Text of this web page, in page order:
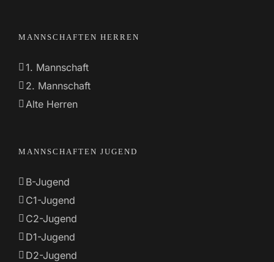
MANNSCHAFTEN HERREN
1. Mannschaft
2. Mannschaft
Alte Herren
MANNSCHAFTEN JUGEND
B-Jugend
C1-Jugend
C2-Jugend
D1-Jugend
D2-Jugend